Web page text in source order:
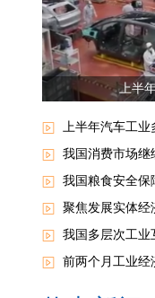
上半
上半年汽车工业
我国消费市场继
我国粮食安全保
聚焦发展实体经
我国多层次工业
前两个月工业经